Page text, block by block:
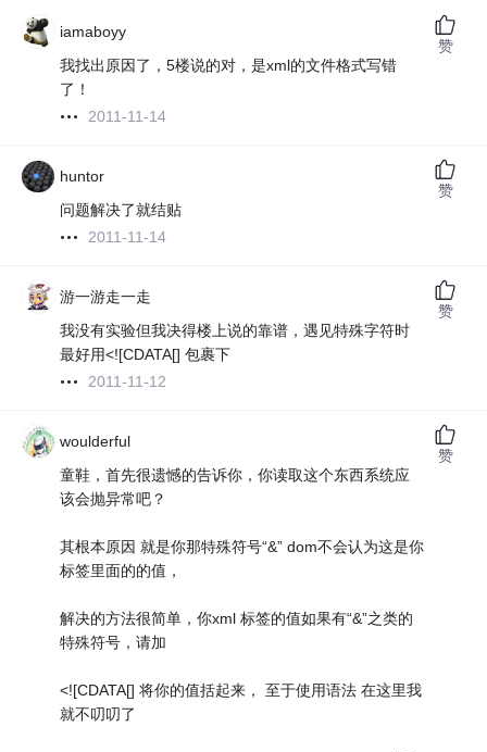
iamaboyy
我找出原因了，5楼说的对，是xml的文件格式写错
了！
2011-11-14
赞
huntor
问题解决了就结贴
2011-11-14
赞
游一游走一走
我没有实验但我决得楼上说的靠谱，遇见特殊字符时
最好用<![CDATA[] 包裹下
2011-11-12
赞
woulderful
童鞋，首先很遗憾的告诉你，你读取这个东西系统应
该会抛异常吧？
其根本原因 就是你那特殊符号“&” dom不会认为这是你
标签里面的的值，
解决的方法很简单，你xml 标签的值如果有“&”之类的
特殊符号，请加
<![CDATA[] 将你的值括起来， 至于使用语法 在这里我
就不叨叨了
赞